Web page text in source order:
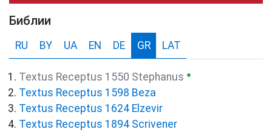
Библии
RU BY UA EN DE GR LAT
Textus Receptus 1550 Stephanus ●
Textus Receptus 1598 Beza
Textus Receptus 1624 Elzevir
Textus Receptus 1894 Scrivener